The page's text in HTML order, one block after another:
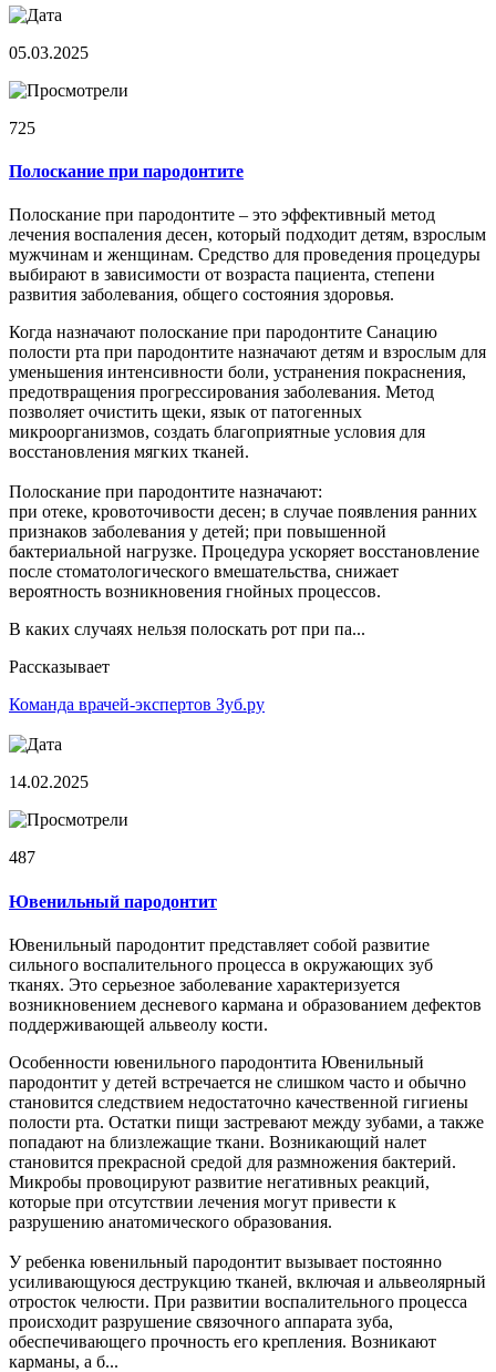
05.03.2025
725
Полоскание при пародонтите
Полоскание при пародонтите – это эффективный метод
лечения воспаления десен, который подходит детям, взрослым
мужчинам и женщинам. Средство для проведения процедуры
выбирают в зависимости от возраста пациента, степени
развития заболевания, общего состояния здоровья.
Когда назначают полоскание при пародонтите Санацию
полости рта при пародонтите назначают детям и взрослым для
уменьшения интенсивности боли, устранения покраснения,
предотвращения прогрессирования заболевания. Метод
позволяет очистить щеки, язык от патогенных
микроорганизмов, создать благоприятные условия для
восстановления мягких тканей.
Полоскание при пародонтите назначают:
при отеке, кровоточивости десен; в случае появления ранних
признаков заболевания у детей; при повышенной
бактериальной нагрузке. Процедура ускоряет восстановление
после стоматологического вмешательства, снижает
вероятность возникновения гнойных процессов.
В каких случаях нельзя полоскать рот при па...
Рассказывает
Команда врачей-экспертов Зуб.ру
14.02.2025
487
Ювенильный пародонтит
Ювенильный пародонтит представляет собой развитие
сильного воспалительного процесса в окружающих зуб
тканях. Это серьезное заболевание характеризуется
возникновением десневого кармана и образованием дефектов
поддерживающей альвеолу кости.
Особенности ювенильного пародонтита Ювенильный
пародонтит у детей встречается не слишком часто и обычно
становится следствием недостаточно качественной гигиены
полости рта. Остатки пищи застревают между зубами, а также
попадают на близлежащие ткани. Возникающий налет
становится прекрасной средой для размножения бактерий.
Микробы провоцируют развитие негативных реакций,
которые при отсутствии лечения могут привести к
разрушению анатомического образования.
У ребенка ювенильный пародонтит вызывает постоянно
усиливающуюся деструкцию тканей, включая и альвеолярный
отросток челюсти. При развитии воспалительного процесса
происходит разрушение связочного аппарата зуба,
обеспечивающего прочность его крепления. Возникают
карманы, а б...